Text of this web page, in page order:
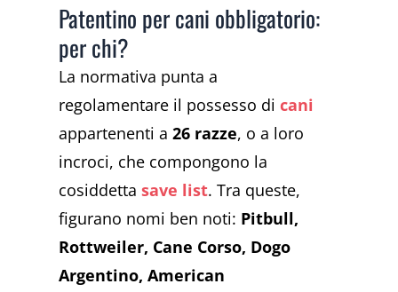
Patentino per cani obbligatorio:
per chi?
La normativa punta a
regolamentare il possesso dicani
appartenenti a26 razze, o a loro
incroci, che compongono la
cosiddettasave list. Tra queste,
figurano nomi ben noti: Pitbull,
Rottweiler, Cane Corso, Dogo
Argentino, American